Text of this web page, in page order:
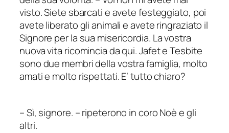
visto. Siete sbarcati e avete festeggiato, poi
avete liberato gli animali e avete ringraziato il
Signore per la sua misericordia. La vostra
nuova vita ricomincia da qui. Jafet e Tesbite
sono due membri della vostra famiglia, molto
amati e molto rispettati. E’ tutto chiaro?
–Sì, signore. –ripeterono in coro Noè e gli
altri.